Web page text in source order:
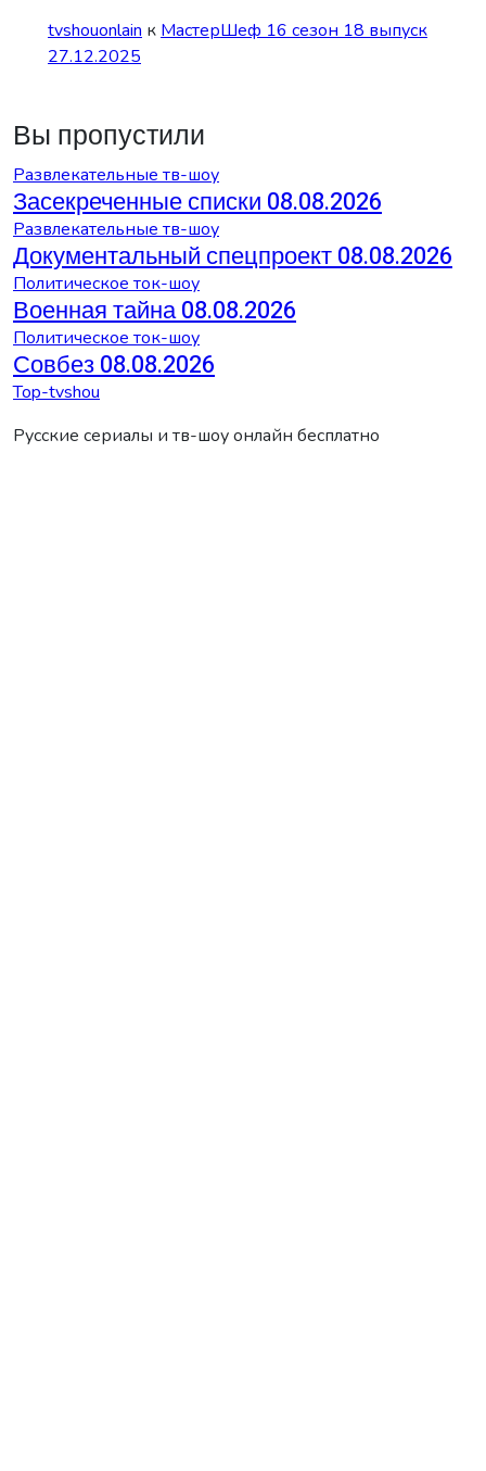
tvshouonlain к МастерШеф 16 сезон 18 выпуск
27.12.2025
Вы пропустили
Развлекательные тв-шоу
Засекреченные списки 08.08.2026
Развлекательные тв-шоу
Документальный спецпроект 08.08.2026
Политическое ток-шоу
Военная тайна 08.08.2026
Политическое ток-шоу
Совбез 08.08.2026
Top-tvshou
Русские сериалы и тв-шоу онлайн бесплатно